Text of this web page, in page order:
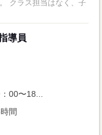
導員
00〜18...
間